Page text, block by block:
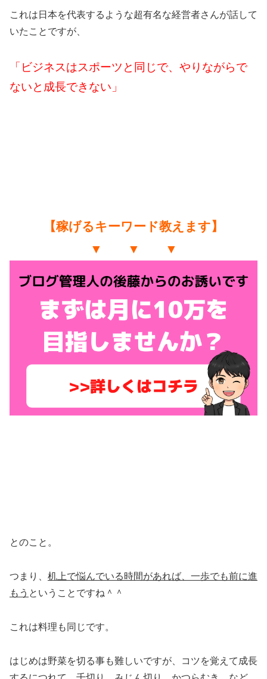
これは日本を代表するような超有名な経営者さんが話して
いたことですが、
「ビジネスはスポーツと同じで、やりながらで
ないと成長できない」
【稼げるキーワード教えます】
▼ ▼ ▼
とのこと。
つまり、 机上で悩んでいる時間があれば、一歩でも前に進
もう ということですね＾＾
これは料理も同じです。
はじめは野菜を切る事も難しいですが、コツを覚えて成長